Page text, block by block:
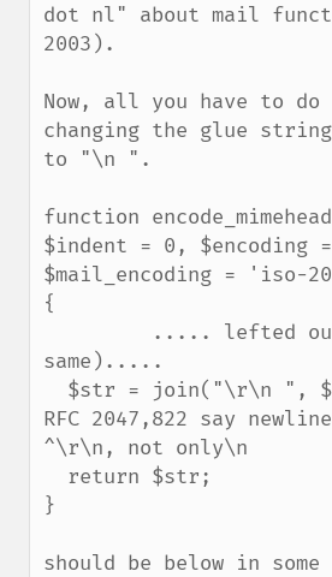
dot nl" about mail
2003).
Now, all you have to
changing the glue
to "\n ".
function
$indent = 0,
$mail_encoding = 'iso-
{
same).....
RFC 2047,822 say
^\r\n, not only\n
}
should be below in